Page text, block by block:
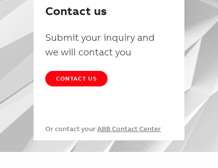
Contact us
Submit your inquiry and
we will contact you
CONTACT US
Or contact your ABB Contact Center